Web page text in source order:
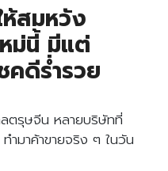
Search
สมหวัง
ม่นี้ มีแต่
ดีร่ำรวย
ตรุษจีน หลายบริษัทที่
ำมาค้าขายจริง ๆ ในวัน